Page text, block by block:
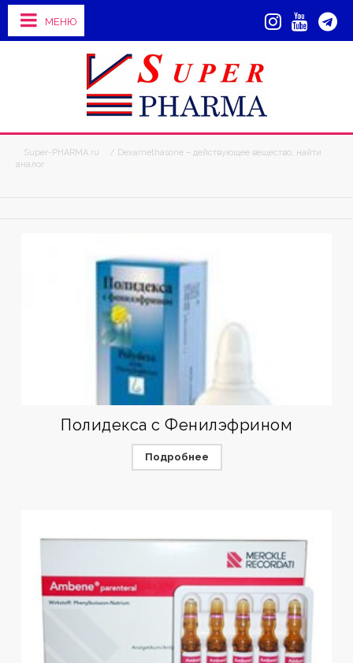
МЕНЮ
Super-PHARMA.ru
/ Dexamethasone – действующее вещество, найти
аналог
Полидекса с Фенилэфрином
Подробнее